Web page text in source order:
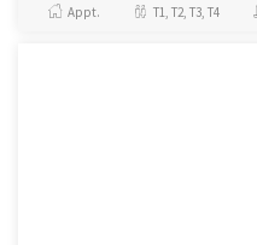
Appt. T1, T2, T3, T4